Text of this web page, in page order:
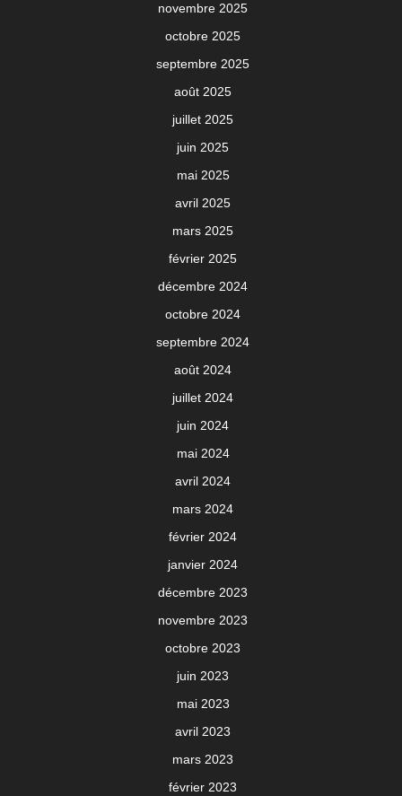
novembre 2025
octobre 2025
septembre 2025
août 2025
juillet 2025
juin 2025
mai 2025
avril 2025
mars 2025
février 2025
décembre 2024
octobre 2024
septembre 2024
août 2024
juillet 2024
juin 2024
mai 2024
avril 2024
mars 2024
février 2024
janvier 2024
décembre 2023
novembre 2023
octobre 2023
juin 2023
mai 2023
avril 2023
mars 2023
février 2023